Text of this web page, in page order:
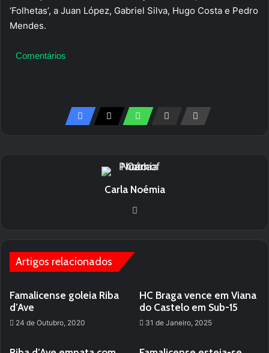
‘Folhetas’, a Juan López, Gabriel Silva, Hugo Costa e Pedro
Mendes.
Comentários
Carla Noémia
Artigos relacionados
Famalicense goleia Riba
d’Ave
24 de Outubro, 2020
HC Braga vence em Viana
do Castelo em Sub-15
31 de Janeiro, 2025